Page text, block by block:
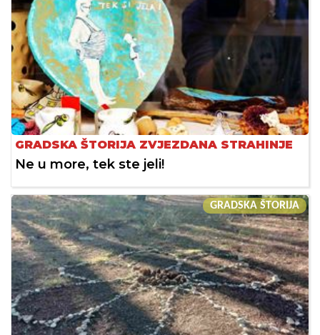
GRADSKA ŠTORIJA ZVJEZDANA STRAHINJE
Ne u more, tek ste jeli!
GRADSKA ŠTORIJA